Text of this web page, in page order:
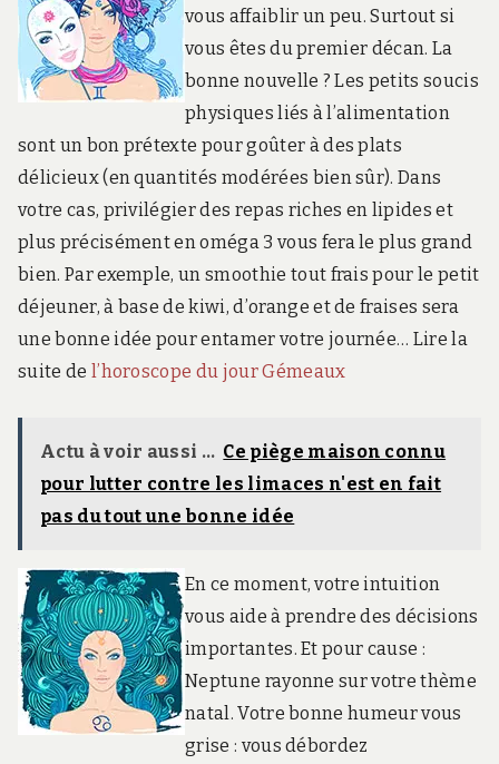
vous affaiblir un peu. Surtout si
vous êtes du premier décan. La
bonne nouvelle ? Les petits soucis
physiques liés à l’alimentation
sont un bon prétexte pour goûter à des plats
délicieux (en quantités modérées bien sûr). Dans
votre cas, privilégier des repas riches en lipides et
plus précisément en oméga 3 vous fera le plus grand
bien. Par exemple, un smoothie tout frais pour le petit
déjeuner, à base de kiwi, d’orange et de fraises sera
une bonne idée pour entamer votre journée… Lire la
suite de l’horoscope du jour Gémeaux
Actu à voir aussi ... Ce piège maison connu
pour lutter contre les limaces n'est en fait
pas du tout une bonne idée
En ce moment, votre intuition
vous aide à prendre des décisions
importantes. Et pour cause :
Neptune rayonne sur votre thème
natal. Votre bonne humeur vous
grise : vous débordez